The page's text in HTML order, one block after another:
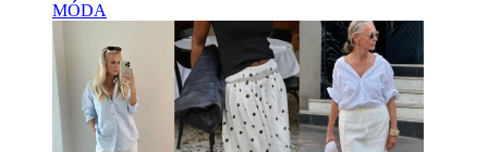
MÓDA